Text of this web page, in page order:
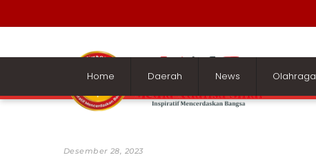
content
Home
Daerah News Olahraga
Desember 28, 2023